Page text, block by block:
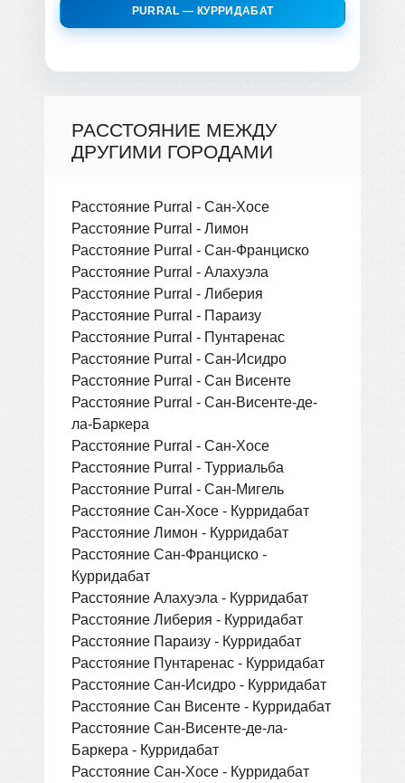
PURRAL — КУРРИДАБАТ
РАССТОЯНИЕ МЕЖДУ
ДРУГИМИ ГОРОДАМИ
Расстояние Purral - Сан-Хосе
Расстояние Purral - Лимон
Расстояние Purral - Сан-Франциско
Расстояние Purral - Алахуэла
Расстояние Purral - Либерия
Расстояние Purral - Параизу
Расстояние Purral - Пунтаренас
Расстояние Purral - Сан-Исидро
Расстояние Purral - Сан Висенте
Расстояние Purral - Сан-Висенте-де-
ла-Баркера
Расстояние Purral - Сан-Хосе
Расстояние Purral - Турриальба
Расстояние Purral - Сан-Мигель
Расстояние Сан-Хосе - Курридабат
Расстояние Лимон - Курридабат
Расстояние Сан-Франциско -
Курридабат
Расстояние Алахуэла - Курридабат
Расстояние Либерия - Курридабат
Расстояние Параизу - Курридабат
Расстояние Пунтаренас - Курридабат
Расстояние Сан-Исидро - Курридабат
Расстояние Сан Висенте - Курридабат
Расстояние Сан-Висенте-де-ла-
Баркера - Курридабат
Расстояние Сан-Хосе - Курридабат